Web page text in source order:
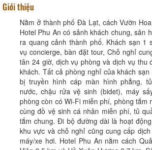
Giới thiệu
Nằm ở thành phố Đà Lạt, cách Vườn
Hotel Phu An có sảnh khách chung, sân
ra quang cảnh thành phố. Khách sạn 1
vụ concierge, bàn đặt tour, Chỗ nghỉ
tân 24 giờ, dịch vụ phòng và dịch vụ thu
khách. Tất cả phòng nghỉ của khách
bị truyền hình cáp màn hình phẳng,
nước, chậu rửa vệ sinh (bidet), máy
phòng còn có Wi-Fi miễn phí, phòng tắm
cùng đồ vệ sinh cá nhân miễn phí, tủ
tắm chung. Đi bộ đường dài là hoạt
khu vực và chỗ nghỉ cũng cung cấp
máy/xe hơi. Hotel Phu An nằm cách